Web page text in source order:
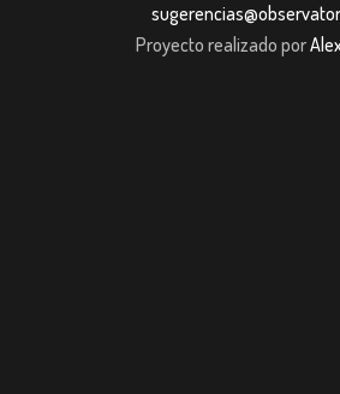
Proyecto realizado por